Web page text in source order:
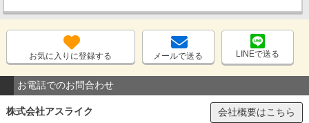
お気に入りに登録する メールで送る LINEで送る
お電話でのお問合わせ
株式会社アスライク 会社概要はこちら